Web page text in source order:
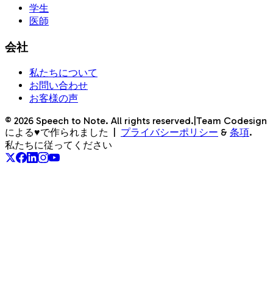
学生
医師
会社
私たちについて
お問い合わせ
お客様の声
© 2026 Speech to Note. All rights reserved. Team Codesign
による♥で作られました
プライバシーポリシー & 条項.
私たちに従ってください